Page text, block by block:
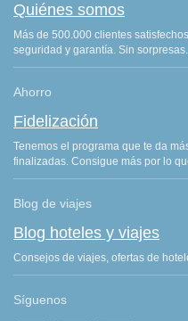
Quiénes somos
Más de 500.000 clientes
seguridad y garantía. Sin sorpresas.
Ahorro
Fidelización
Tenemos el programa que te da
finalizadas. Consigue más por lo
Blog de viajes
Blog hoteles y viajes
Consejos de viajes, ofertas de
Síguenos